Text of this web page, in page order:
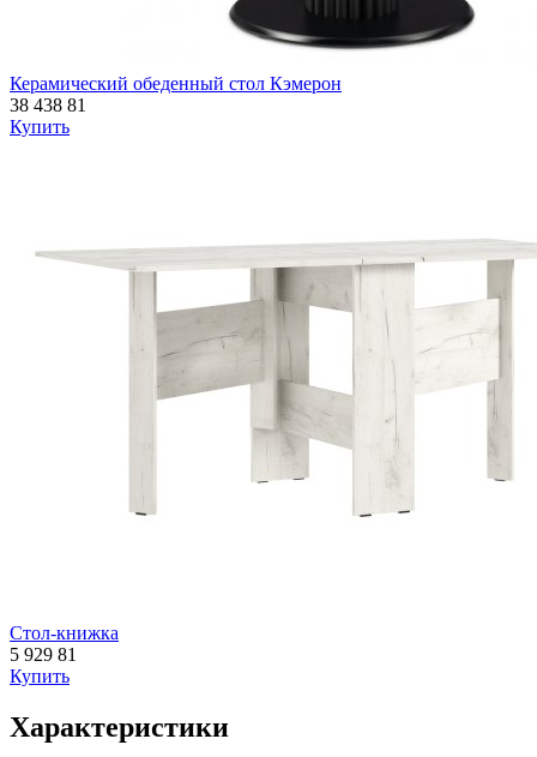
Керамический обеденный стол Кэмерон
38 438 81
Купить
Стол-книжка
5 929 81
Купить
Характеристики